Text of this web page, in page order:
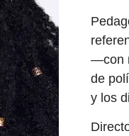
—con
de
y los